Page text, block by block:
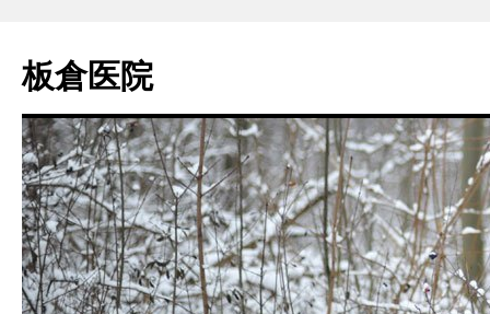
テ
ン
へ
ス
キ
ッ
プ
板倉医院